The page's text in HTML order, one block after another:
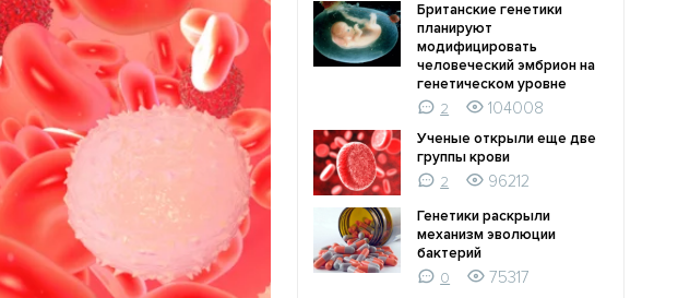
Британские генетики
планируют
модифицировать
человеческий эмбрион на
генетическом уровне
2
104008
Ученые открыли еще две
группы крови
2
96212
Генетики раскрыли
механизм эволюции
бактерий
0
75317